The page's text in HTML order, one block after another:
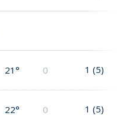
21° 0 1 (5)
22° 0 1 (5)